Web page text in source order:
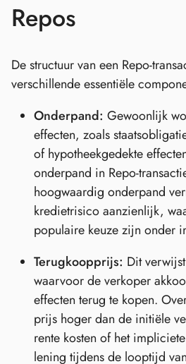
Repos
De structuur van een Repo-
verschillende essentiële
Onderpand: Gewoonlijk
effecten, zoals
of hypotheekgedekte
onderpand in Repo-
hoogwaardig onderpand
kredietrisico aanzienlijk,
populaire keuze zijn onder
Terugkoopprijs: Dit
waarvoor de verkoper
effecten terug te kopen.
prijs hoger dan de initiële
rente kosten of het
lening tijdens de looptijd